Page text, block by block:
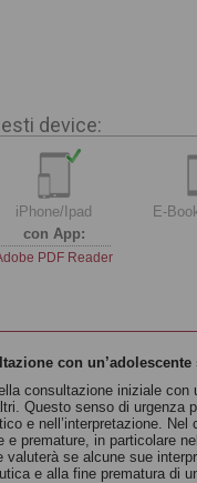
device:
iPhone/Ipad
con App:
PDF Reader
E-
con
consultazione iniziale
Questo senso di urgenza
e nell’interpretazione.
premature, in particolare
valuterà se alcune sue
e alla fine prematura di